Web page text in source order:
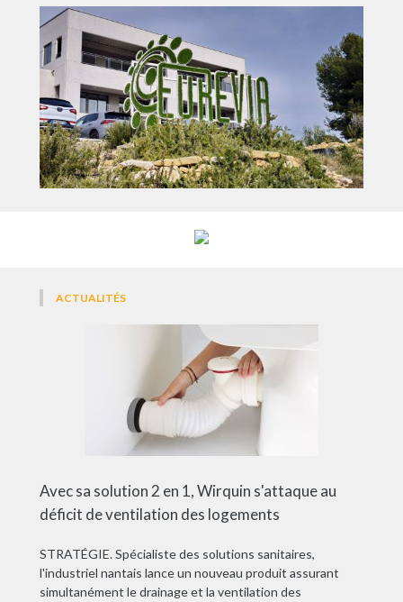
ACTUALITÉS
Avec sa solution 2 en 1, Wirquin s'attaque au
déficit de ventilation des logements
STRATÉGIE. Spécialiste des solutions sanitaires,
l'industriel nantais lance un nouveau produit assurant
simultanément le drainage et la ventilation des